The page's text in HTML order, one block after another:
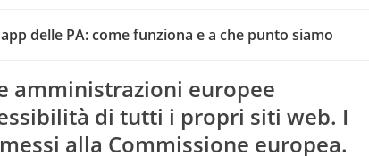
delle PA: come funziona e a che punto siamo
amministrazioni europee
di tutti i propri siti web. I
alla Commissione europea.